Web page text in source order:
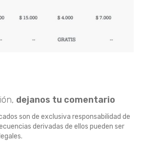
dejanos tu comentario
son de exclusiva responsabilidad de
derivadas de ellos pueden ser